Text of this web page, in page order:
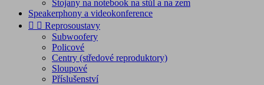
Stojany na notebook na stůl a na zem
Speakerphony a videokonference
  Reprosoustavy
Subwoofery
Policové
Centry (středové reproduktory)
Sloupové
Příslušenství